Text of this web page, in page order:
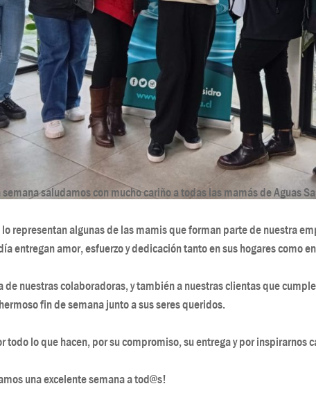
semana saludamos con mucho cariño a todas las mamás de Aguas
lo representan algunas de las mamis que forman parte de nuestra
entregan amor, esfuerzo y dedicación tanto en sus hogares como
de nuestras colaboradoras, y también a nuestras clientas que
fin de semana junto a sus seres queridos.
todo lo que hacen, por su compromiso, su entrega y por inspirarnos
una excelente semana a tod@s!